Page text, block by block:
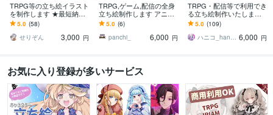
TRPG等の立ち絵イラスト
を制作します ★最短納品1
週間★アイコン〜全身★
ポーズ指定無料★リピ特
典有
5.0 (58)
せりぞん
3,000 円
TRPG,ゲーム,配信の全身
立ち絵制作します アニメ
塗りで万人受けする全身
立ち絵制作！
5.0 (6)
panchi_
6,000 円
TRPG・配信等で利用でき
る立ち絵制作いたします
ご依頼初めての方が多い
です！安心してお任せく
ださい。
5.0 (109)
ハニコ_hanico 6,000 円
お気に入り登録が多いサービス